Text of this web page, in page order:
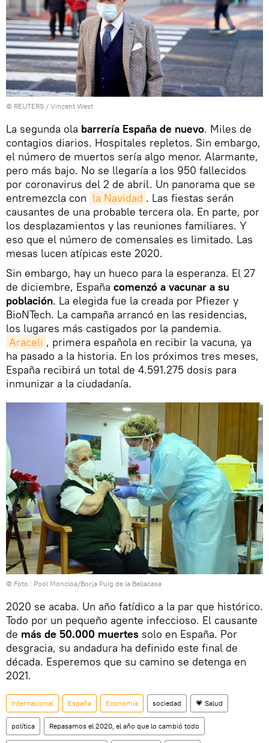
© REUTERS / Vincent West
La segunda ola barrería España de nuevo. Miles de
contagios diarios. Hospitales repletos. Sin embargo,
el número de muertos sería algo menor. Alarmante,
pero más bajo. No se llegaría a los 950 fallecidos
por coronavirus del 2 de abril. Un panorama que se
entremezcla con la Navidad . Las fiestas serán
causantes de una probable tercera ola. En parte, por
los desplazamientos y las reuniones familiares. Y
eso que el número de comensales es limitado. Las
mesas lucen atípicas este 2020.
Sin embargo, hay un hueco para la esperanza. El 27
de diciembre, España comenzó a vacunar a su
población. La elegida fue la creada por Pfiezer y
BioNTech. La campaña arrancó en las residencias,
los lugares más castigados por la pandemia.
Araceli , primera española en recibir la vacuna, ya
ha pasado a la historia. En los próximos tres meses,
España recibirá un total de 4.591.275 dosis para
inmunizar a la ciudadanía.
© Foto : Pool Moncloa/Borja Puig de la Bellacasa
2020 se acaba. Un año fatídico a la par que histórico.
Todo por un pequeño agente infeccioso. El causante
de más de 50.000 muertes solo en España. Por
desgracia, su andadura ha definido este final de
década. Esperemos que su camino se detenga en
2021.
Internacional España Economía sociedad 💗 Salud
política Repasamos el 2020, el año que lo cambió todo